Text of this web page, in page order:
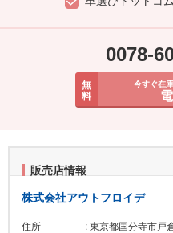
0078-
無
料
今すぐ在
販売店情報
株式会社アウトフロイデ
住所
: 東京都国分寺市戸